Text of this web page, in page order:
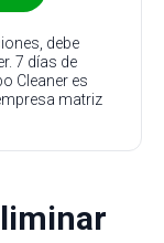
debe
7 días de
Cleaner es
matriz